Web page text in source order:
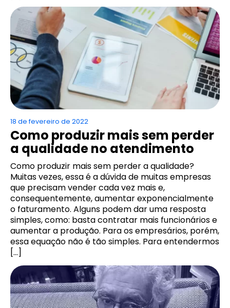
18 de fevereiro de 2022
Como produzir mais sem perder
a qualidade no atendimento
Como produzir mais sem perder a qualidade?
Muitas vezes, essa é a dúvida de muitas empresas
que precisam vender cada vez mais e,
consequentemente, aumentar exponencialmente
o faturamento. Alguns podem dar uma resposta
simples, como: basta contratar mais funcionários e
aumentar a produção. Para os empresários, porém,
essa equação não é tão simples. Para entendermos
[…]